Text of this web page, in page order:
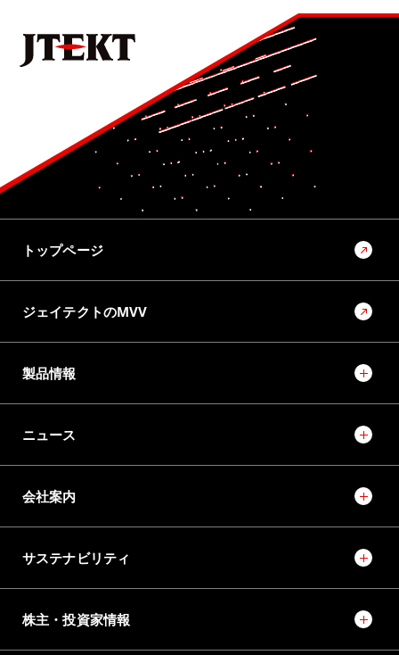
トップページ
ジェイテクトのMVV
製品情報
ニュース
会社案内
サステナビリティ
株主・投資家情報